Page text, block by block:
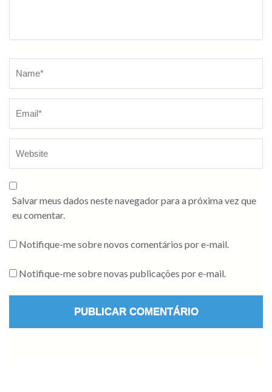
Salvar meus dados neste navegador para a próxima vez que
eu comentar.
Notifique-me sobre novos comentários por e-mail.
Notifique-me sobre novas publicações por e-mail.